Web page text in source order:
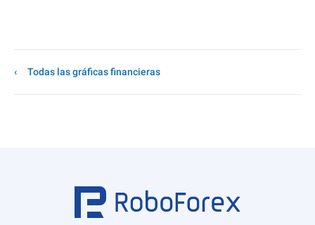
Todas las gráficas financieras